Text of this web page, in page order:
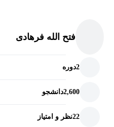
فتح الله فرهادی
2دوره
2,600دانشجو
22نظر و امتیاز